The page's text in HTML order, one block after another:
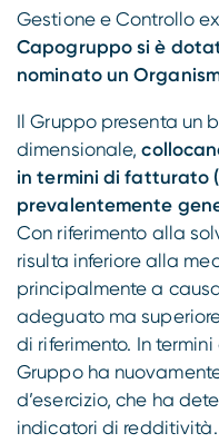
Gestione e Controllo
Capogruppo si è
nominato un
Il Gruppo presenta un
dimensionale,
in termini di fatturato
prevalentemente
Con riferimento alla
risulta inferiore alla
principalmente a
adeguato ma
di riferimento. In
Gruppo ha
d’esercizio, che ha
indicatori di